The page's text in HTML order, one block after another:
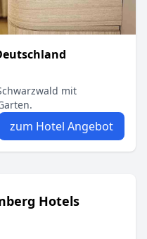
mit
zum Hotel Angebot
Hotels